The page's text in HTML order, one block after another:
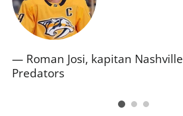
Roman Josi, kapitan Nashville
Predators